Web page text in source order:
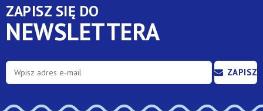
ZAPISZ SIĘ DO
NEWSLETTERA
ZAPISZ